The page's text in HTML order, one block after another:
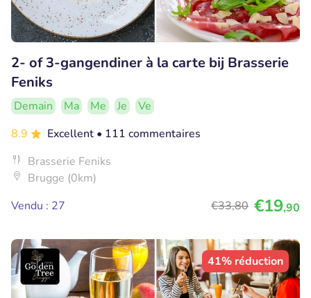
2- of 3-gangendiner à la carte bij Brasserie
Feniks
Demain Ma Me Je
Ve
8.9
Excellent • 111 commentaires
Brasserie Feniks
Brugge (0km)
Vendu : 27
€33,80 €19,90
41% réduction